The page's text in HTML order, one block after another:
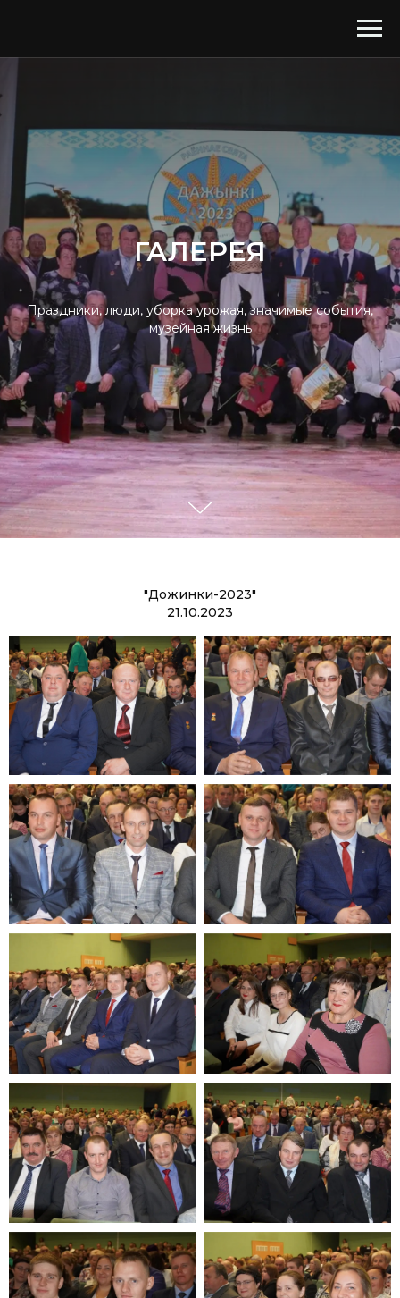
ГАЛЕРЕЯ
Праздники, люди, уборка урожая, значимые события,
музейная жизнь
"Дожинки-2023"
21.10.2023